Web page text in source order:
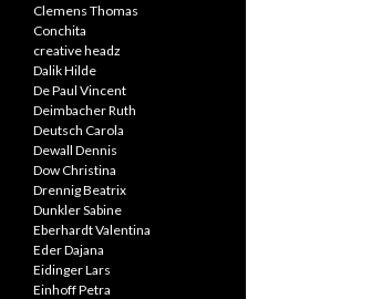
Clemens Thomas
Conchita
creative headz
Dalik Hilde
De Paul Vincent
Deimbacher Ruth
Deutsch Carola
Dewall Dennis
Dow Christina
Drennig Beatrix
Dunkler Sabine
Eberhardt Valentina
Eder Dajana
Eidinger Lars
Einhoff Petra